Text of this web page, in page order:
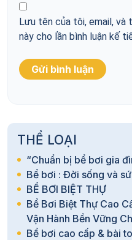
Lưu tên của tôi, email,
này cho lần bình luận kế
THỂ LOẠI
“Chuẩn bị bể bơi gia
Bể bơi : Đời sống và
BỂ BƠI BIỆT THỰ
Bể Bơi Biệt Thự Cao
Vận Hành Bền Vững
Bể bơi cao cấp & bài